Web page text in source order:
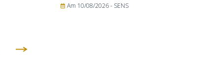
Am 10/08/2026 - SENS